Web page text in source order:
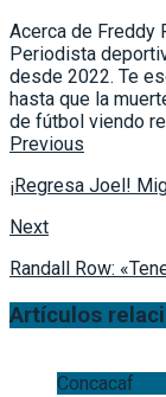
Acerca de Freddy
Periodista
desde 2022. Te
hasta que la
de fútbol viendo
Previous
¡Regresa Joel!
Next
Randall Row:
Artículos
Concacaf